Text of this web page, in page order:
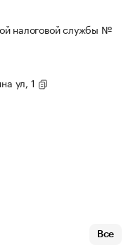
налоговой службы №
ул, 1
Все